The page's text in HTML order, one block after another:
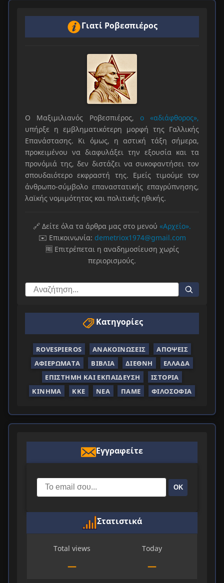
Γιατί Ροβεσπιέρος
Ο Μαξιμιλιανός Ροβεσπιέρος, ο «αδιάφθορος»,
υπήρξε η εμβληματικότερη μορφή της Γαλλικής
Επανάστασης. Κι όμως, η αστική τάξη σήμερα,
προκειμένου να διαφυλάξει την εξουσία και τα
προνόμιά της, δεν διστάζει να συκοφαντήσει τον
σπουδαιότερο εκφραστή της. Εμείς τιμούμε τον
άνθρωπο-σύμβολο επαναστατικής επαγρύπνησης,
λαϊκής νομιμότητας και πολιτικής ηθικής.
🔗 Δείτε όλα τα άρθρα μας στο μενού «Αρχείο».
✉️ Επικοινωνία: demetriox1974@gmail.com
🆓 Επιτρέπεται η αναδημοσίευση χωρίς
περιορισμούς.
Κατηγορίες
ROVESPIEROS ΑΝΑΚΟΙΝΏΣΕΙΣ
ΑΠΌΨΕΙΣ
ΑΦΙΕΡΏΜΑΤΑ
ΒΙΒΛΊΑ ΔΙΕΘΝΉ
ΕΛΛΆΔΑ
ΕΠΙΣΤΉΜΗ ΚΑΙ ΕΚΠΑΊΔΕΥΣΗ
ΙΣΤΟΡΊΑ
ΚΊΝΗΜΑ
ΚΚΕ ΝΈΑ ΠΑΜΕ ΦΙΛΟΣΟΦΊΑ
Εγγραφείτε
ΟΚ
Στατιστικά
Total views
—
Today
—